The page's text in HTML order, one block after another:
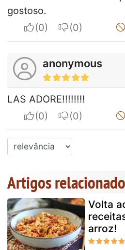
gostoso.
I apreciateI do not
anonymous
LAS ADORE!!!!!!!!
I apreciateI do not
Artigos
Volta
arroz!